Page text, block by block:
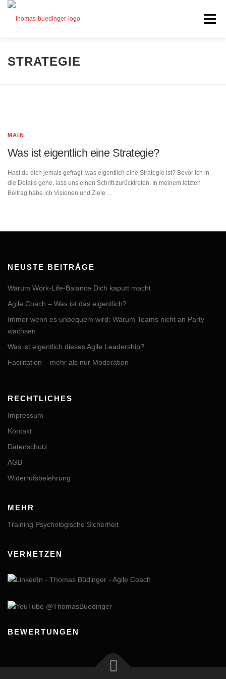
Zum
Menü
Mein Angebot
Presse
STRATEGIE
MAIN
Was ist eigentlich eine Strategie?
Hast du dich jemals gefragt, was eigentlich eine Strategie ist? Bevor ich in
die Details gehe, lass uns einen Schritt zurücktreten. In meinem letzten
Beitrag habe ich Visionen und Ziele …
NEUSTE BEITRÄGE
Warum Work-Life-Balance Dich kaputt macht
Agile Coach – Was ist das eigentlich?
Immer wenn es unbequem wird: Warum Teams nicht an Party
wachsen
Was ist eigentlich dieses Agile Leadership?
Facilitation – mehr als nur Moderation
RECHTLICHES
Impressum
Kontakt
Datenschutz
AGB
Widerrufsbelehrung
MEHR
Training Psychologische Sicherheit
VERNETZEN
BEWERTUNGEN